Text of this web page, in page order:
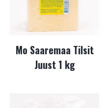
Mo Saaremaa Tilsit
Juust 1 kg